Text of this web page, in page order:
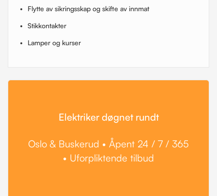
Flytte av sikringsskap og skifte av innmat
Stikkontakter
Lamper og kurser
Elektriker døgnet rundt
Oslo & Buskerud • Åpent 24 / 7 / 365
• Uforpliktende tilbud